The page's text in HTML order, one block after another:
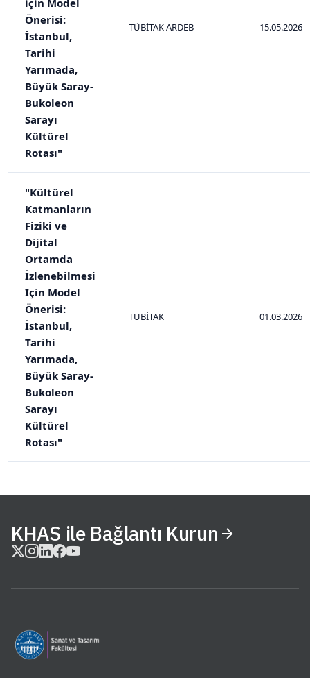
Önerisi:
İstanbul,
Tarihi
Yarımada,
Büyük Saray-
Bukoleon
Sarayı
Kültürel
Rotası"
TÜBİTAK ARDEB 15.05.2026
"Kültürel
Katmanların
Fiziki ve
Dijital
Ortamda
İzlenebilmesi
Için Model
Önerisi:
İstanbul,
Tarihi
Yarımada,
Büyük Saray-
Bukoleon
Sarayı
Kültürel
Rotası"
TUBİTAK 01.03.2026
KHAS ile Bağlantı Kurun